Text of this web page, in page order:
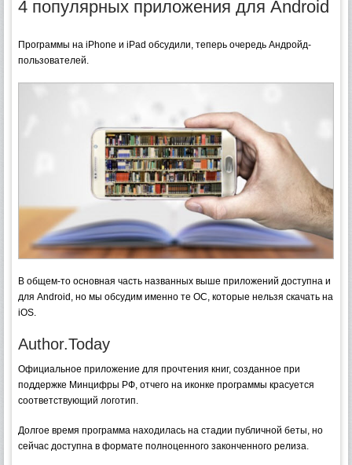
4 популярных приложения для Android
Программы на iPhone и iPad обсудили, теперь очередь Андройд-
пользователей.
В общем-то основная часть названных выше приложений доступна и
для Android, но мы обсудим именно те ОС, которые нельзя скачать на
iOS.
Author.Today
Официальное приложение для прочтения книг, созданное при
поддержке Минцифры РФ, отчего на иконке программы красуется
соответствующий логотип.
Долгое время программа находилась на стадии публичной беты, но
сейчас доступна в формате полноценного законченного релиза.